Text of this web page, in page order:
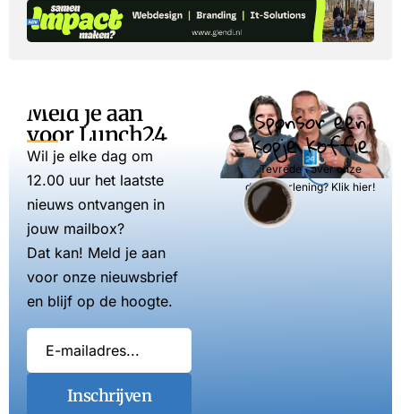
Meld je aan
voor Lunch24
Wil je elke dag om
12.00 uur het laatste
nieuws ontvangen in
jouw mailbox?
Dat kan! Meld je aan
voor onze nieuwsbrief
en blijf op de hoogte.
Inschrijven
Sponsor een
kopje koffie
Tevreden over onze
dienstverlening? Klik hier!